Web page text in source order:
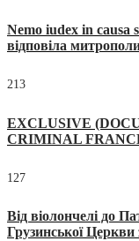
Nemo iudex in causa
відповіла
213
EXCLUSIVE
CRIMINAL
127
Від віолончелі до
Грузинської